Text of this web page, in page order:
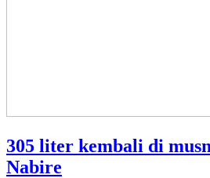
305 liter kembali di
Nabire